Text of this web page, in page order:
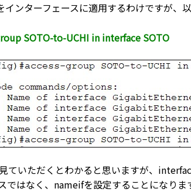
インターフェースに適用するわけですが、
SOTO-to-UCHI in interface SOTO
ていただくとわかると思いますが、
ではなく、nameifを設定することになりま